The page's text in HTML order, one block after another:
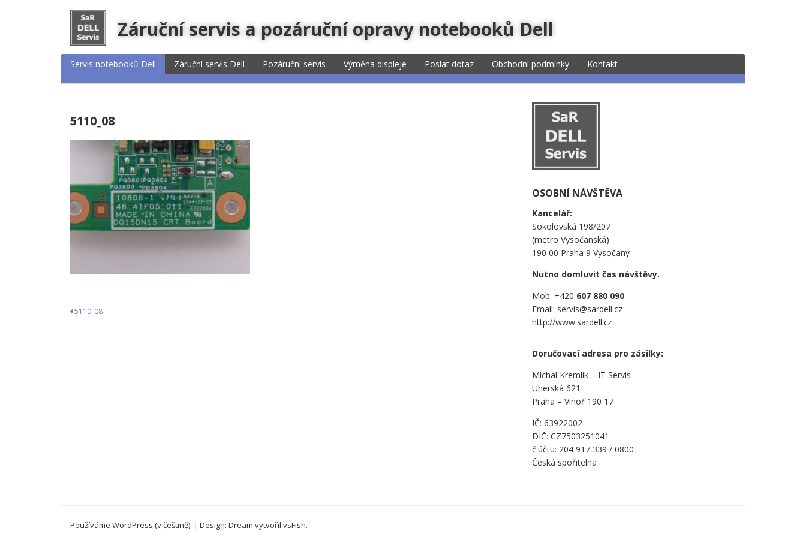
Záruční servis a pozáruční opravy notebooků Dell
Servis notebooků Dell Záruční servis Dell Pozáruční servis Výměna displeje Poslat dotaz Obchodní podmínky Kontakt
5110_08
Navigace
5110_08
OSOBNÍ NÁVŠTĚVA
Kancelář:
Sokolovská 198/207
(metro Vysočanská)
190 00 Praha 9 Vysočany
Nutno domluvit čas návštěvy.
Mob: +420 607 880 090
Email: servis@sardell.cz
http://www.sardell.cz
Doručovací adresa pro zásilky:
Michal Kremlík – IT Servis
Uherská 621
Praha – Vinoř 190 17
IČ: 63922002
DIČ: CZ7503251041
č.účtu: 204 917 339 / 0800
Česká spořitelna
Používáme WordPress (v češtině). | Design: Dream vytvořil vsFish.